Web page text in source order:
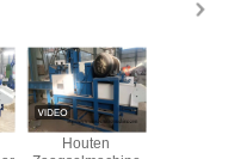
Houten